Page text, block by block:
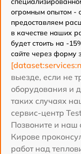
огромным опытом -
предоставляем
в качестве наших
будет стоить на -
сайте через форму
выезде, если не
оборудования и
таких случаях
сервис-центр
Позвоните и наш
Кирове
работ над